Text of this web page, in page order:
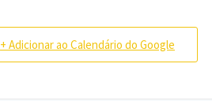
+ Adicionar ao Calendário do Google